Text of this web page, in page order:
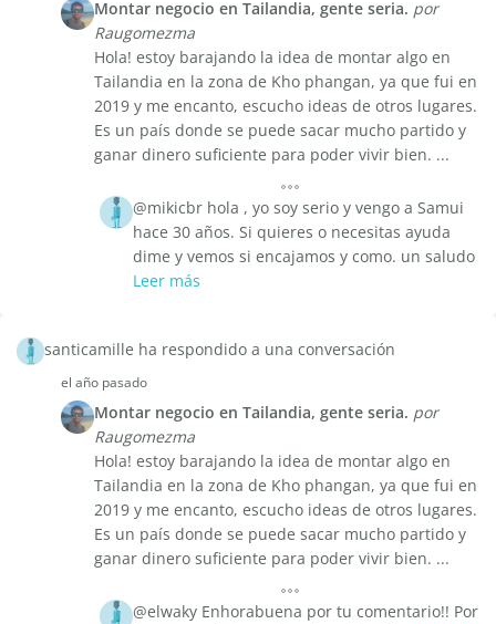
Montar negocio en Tailandia, gente seria. por
Raugomezma
Hola! estoy barajando la idea de montar algo en
Tailandia en la zona de Kho phangan, ya que fui en
2019 y me encanto, escucho ideas de otros lugares.
Es un país donde se puede sacar mucho partido y
ganar dinero suficiente para poder vivir bien. ...
@mikicbr hola , yo soy serio y vengo a Samui
hace 30 años. Si quieres o necesitas ayuda
dime y vemos si encajamos y como. un saludo
Leer más
santicamille ha respondido a una conversación
el año pasado
Montar negocio en Tailandia, gente seria. por
Raugomezma
Hola! estoy barajando la idea de montar algo en
Tailandia en la zona de Kho phangan, ya que fui en
2019 y me encanto, escucho ideas de otros lugares.
Es un país donde se puede sacar mucho partido y
ganar dinero suficiente para poder vivir bien. ...
@elwaky Enhorabuena por tu comentario!! Por